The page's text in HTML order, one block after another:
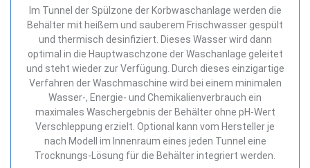
Im Tunnel der Spülzone der Korbwaschanlage werden die
Behälter mit heißem und sauberem Frischwasser gespült
und thermisch desinfiziert. Dieses Wasser wird dann
optimal in die Hauptwaschzone der Waschanlage geleitet
und steht wieder zur Verfügung. Durch dieses einzigartige
Verfahren der Waschmaschine wird bei einem minimalen
Wasser-, Energie- und Chemikalienverbrauch ein
maximales Waschergebnis der Behälter ohne pH-Wert
Verschleppung erzielt. Optional kann vom Hersteller je
nach Modell im Innenraum eines jeden Tunnel eine
Trocknungs-Lösung für die Behälter integriert werden.